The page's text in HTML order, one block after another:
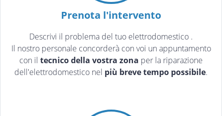
Prenota l'intervento
Descrivi il problema del tuo elettrodomestico .
Il nostro personale concorderà con voi un appuntamento
con il tecnico della vostra zona per la riparazione
dell'elettrodomestico nel più breve tempo possibile.